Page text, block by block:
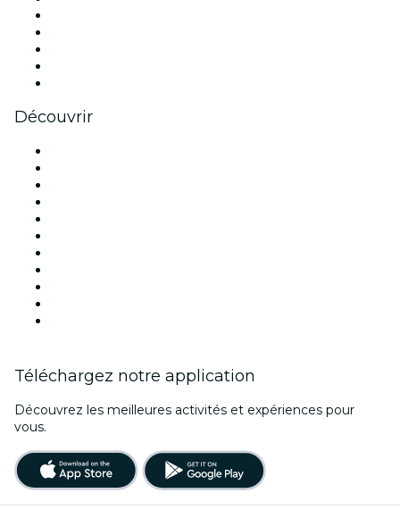
Découvrir
Téléchargez notre application
Découvrez les meilleures activités et expériences pour
vous.